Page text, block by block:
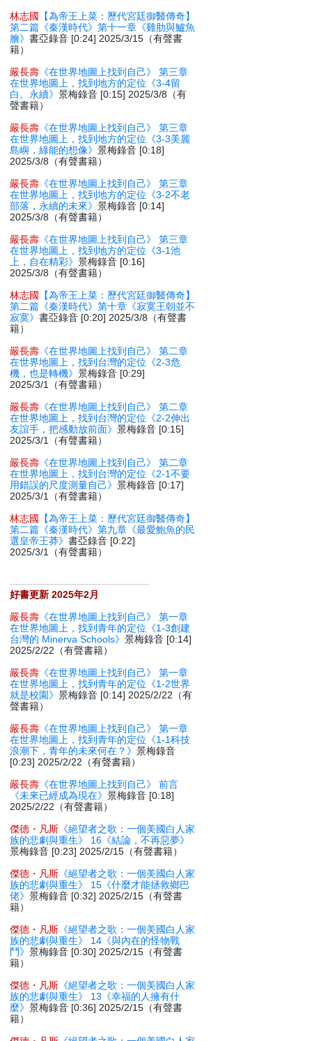
林志國
【為帝王上菜：歷代宮廷御醫傳奇】
第二篇《秦漢時代》第十一章《雞肋與鱸魚
膾》書亞錄音 [0:24] 2025/3/15（有聲書
籍）
嚴長壽 《在世界地圖上找到自己》 第三章
在世界地圖上，找到地方的定位《3-4留
白。永續》景梅錄音 [0:15] 2025/3/8（有
聲書籍）
嚴長壽 《在世界地圖上找到自己》 第三章
在世界地圖上，找到地方的定位《3-3美麗
島嶼，綠能的想像》景梅錄音 [0:18]
2025/3/8（有聲書籍）
嚴長壽 《在世界地圖上找到自己》 第三章
在世界地圖上，找到地方的定位《3-2不老
部落，永續的未來》景梅錄音 [0:14]
2025/3/8（有聲書籍）
嚴長壽 《在世界地圖上找到自己》 第三章
在世界地圖上，找到地方的定位《3-1池
上，自在精彩》景梅錄音 [0:16]
2025/3/8（有聲書籍）
林志國
【為帝王上菜：歷代宮廷御醫傳奇】
第二篇《秦漢時代》第十章《寂寞王朝並不
寂寞》書亞錄音 [0:20] 2025/3/8（有聲書
籍）
嚴長壽 《在世界地圖上找到自己》 第二章
在世界地圖上，找到台灣的定位《2-3危
機，也是轉機》景梅錄音 [0:29]
2025/3/1（有聲書籍）
嚴長壽 《在世界地圖上找到自己》 第二章
在世界地圖上，找到台灣的定位《2-2伸出
友誼手，把感動放前面》景梅錄音 [0:15]
2025/3/1（有聲書籍）
嚴長壽 《在世界地圖上找到自己》 第二章
在世界地圖上，找到台灣的定位《2-1不要
用錯誤的尺度測量自己》景梅錄音 [0:17]
2025/3/1（有聲書籍）
林志國
【為帝王上菜：歷代宮廷御醫傳奇】
第二篇《秦漢時代》第九章《最愛鮑魚的民
選皇帝王莽》書亞錄音 [0:22]
2025/3/1（有聲書籍）
好書更新 2025年2月
嚴長壽 《在世界地圖上找到自己》 第一章
在世界地圖上，找到青年的定位《1-3創建
台灣的 Minerva Schools》景梅錄音 [0:14]
2025/2/22（有聲書籍）
嚴長壽 《在世界地圖上找到自己》 第一章
在世界地圖上，找到青年的定位《1-2世界
就是校園》景梅錄音 [0:14] 2025/2/22（有
聲書籍）
嚴長壽 《在世界地圖上找到自己》 第一章
在世界地圖上，找到青年的定位《1-1科技
浪潮下，青年的未來何在？》景梅錄音
[0:23] 2025/2/22（有聲書籍）
嚴長壽 《在世界地圖上找到自己》 前言
《未來已經成為現在》景梅錄音 [0:18]
2025/2/22（有聲書籍）
傑德・凡斯 《絕望者之歌：一個美國白人家
族的悲劇與重生》 16《結論，不再惡夢》
景梅錄音 [0:23] 2025/2/15（有聲書籍）
傑德・凡斯 《絕望者之歌：一個美國白人家
族的悲劇與重生》 15《什麼才能拯救鄉巴
佬》景梅錄音 [0:32] 2025/2/15（有聲書
籍）
傑德・凡斯 《絕望者之歌：一個美國白人家
族的悲劇與重生》 14《與內在的怪物戰
鬥》景梅錄音 [0:30] 2025/2/15（有聲書
籍）
傑德・凡斯 《絕望者之歌：一個美國白人家
族的悲劇與重生》 13《幸福的人擁有什
麼》景梅錄音 [0:36] 2025/2/15（有聲書
籍）